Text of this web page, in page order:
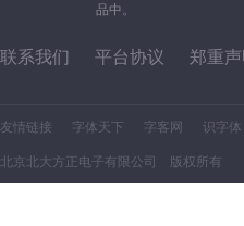
品中。
联系我们 平台协议 郑重声
友情链接 字体天下 字客网 识字体
北京北大方正电子有限公司 版权所有